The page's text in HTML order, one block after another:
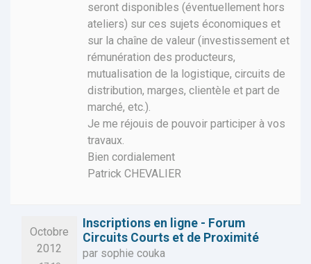
seront disponibles (éventuellement hors
ateliers) sur ces sujets économiques et
sur la chaîne de valeur (investissement et
rémunération des producteurs,
mutualisation de la logistique, circuits de
distribution, marges, clientèle et part de
marché, etc.).
Je me réjouis de pouvoir participer à vos
travaux.
Bien cordialement
Patrick CHEVALIER
Octobre
2012
Inscriptions en ligne - Forum
Circuits Courts et de Proximité
par sophie couka